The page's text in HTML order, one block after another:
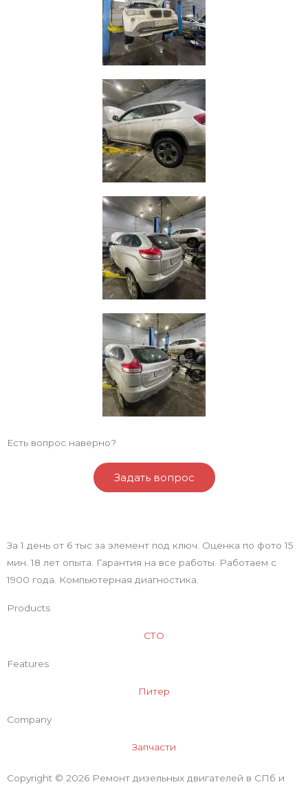
Есть вопрос наверно?
Задать вопрос
За 1 день от 6 тыс за элемент под ключ. Оценка по фото 15
мин. 18 лет опыта. Гарантия на все работы. Работаем с
1900 года. Компьютерная диагностика.
Products
СТО
Features
Питер
Company
Запчасти
Copyright © 2026 Ремонт дизельных двигателей в СПб и